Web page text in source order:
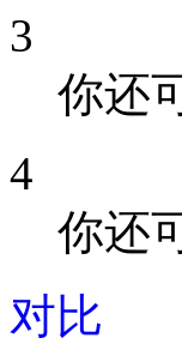
3
你还
4
你还
对比